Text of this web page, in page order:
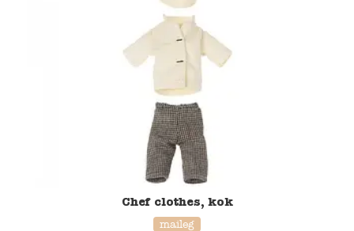
Chef clothes, kok
maileg